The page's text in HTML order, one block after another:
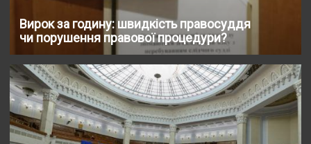
Вирок за годину: швидкість правосуддя
чи порушення правової процедури?